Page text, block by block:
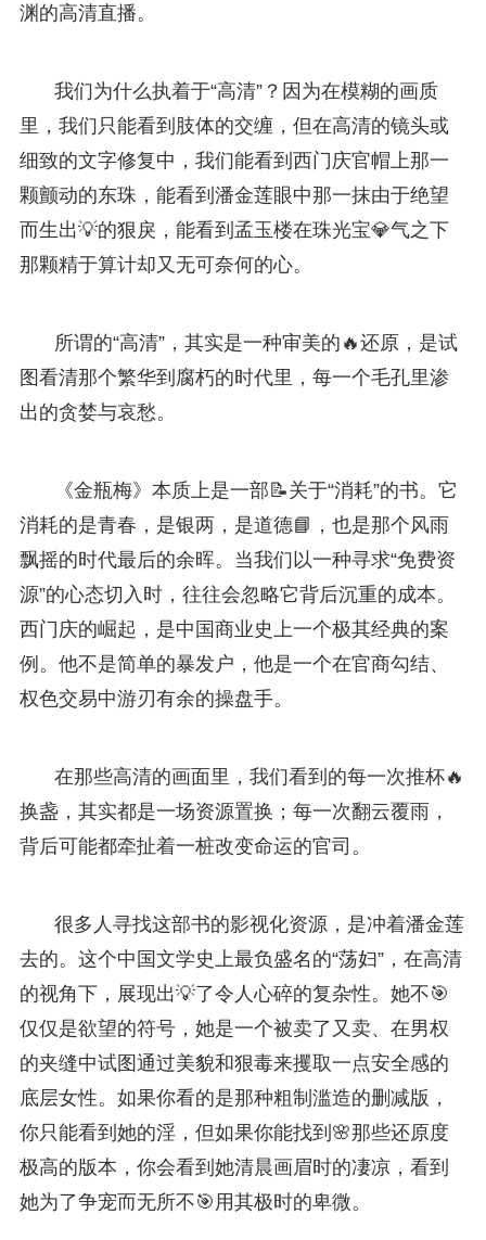
渊的高清直播。
我们为什么执着于“高清”？因为在模糊的画质
里，我们只能看到肢体的交缠，但在高清的镜头或
细致的文字修复中，我们能看到西门庆官帽上那一
颗颤动的东珠，能看到潘金莲眼中那一抹由于绝望
而生出💡的狠戾，能看到孟玉楼在珠光宝💎气之下
那颗精于算计却又无可奈何的心。
所谓的“高清”，其实是一种审美的🔥还原，是试
图看清那个繁华到腐朽的时代里，每一个毛孔里渗
出的贪婪与哀愁。
《金瓶梅》本质上是一部📝关于“消耗”的书。它
消耗的是青春，是银两，是道德📘，也是那个风雨
飘摇的时代最后的余晖。当我们以一种寻求“免费资
源”的心态切入时，往往会忽略它背后沉重的成本。
西门庆的崛起，是中国商业史上一个极其经典的案
例。他不是简单的暴发户，他是一个在官商勾结、
权色交易中游刃有余的操盘手。
在那些高清的画面里，我们看到的每一次推杯🔥
换盏，其实都是一场资源置换；每一次翻云覆雨，
背后可能都牵扯着一桩改变命运的官司。
很多人寻找这部书的影视化资源，是冲着潘金莲
去的。这个中国文学史上最负盛名的“荡妇”，在高清
的视角下，展现出💡了令人心碎的复杂性。她不🎯
仅仅是欲望的符号，她是一个被卖了又卖、在男权
的夹缝中试图通过美貌和狠毒来攫取一点安全感的
底层女性。如果你看的是那种粗制滥造的删减版，
你只能看到她的淫，但如果你能找到🌸那些还原度
极高的版本，你会看到她清晨画眉时的凄凉，看到
她为了争宠而无所不🎯用其极时的卑微。